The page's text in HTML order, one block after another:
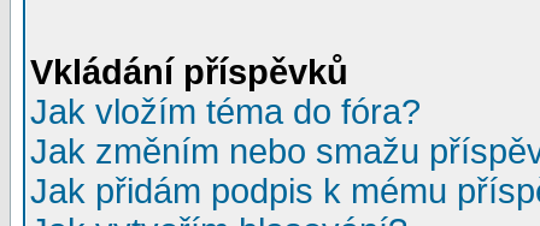
Vkládání příspěvků
Jak vložím téma do fóra?
Jak změním nebo smažu
Jak přidám podpis k mému